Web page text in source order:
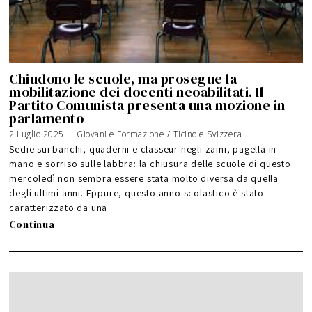
Chiudono le scuole, ma prosegue la
mobilitazione dei docenti neoabilitati. Il
Partito Comunista presenta una mozione in
parlamento
2 Luglio 2025
M
a
g
g
o
2
0
2
6
Giovani e Formazione / Ticino e Svizzera
Sedie sui banchi, quaderni e classeur negli zaini, pagella in
mano e sorriso sulle labbra: la chiusura delle scuole di questo
mercoledì non sembra essere stata molto diversa da quella
degli ultimi anni. Eppure, questo anno scolastico è stato
caratterizzato da una
Continua